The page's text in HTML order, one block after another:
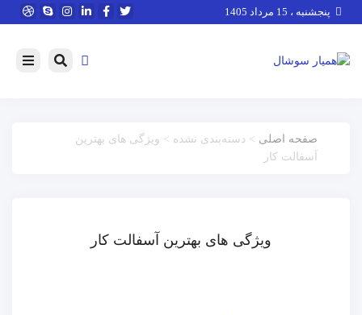
پنجشنبه ، 15 مرداد 1405
صفحه اصلی > دسته‌بندی نشده > ویژگی های بهترین
آسفالت کار
ویژگی های بهترین آسفالت کار